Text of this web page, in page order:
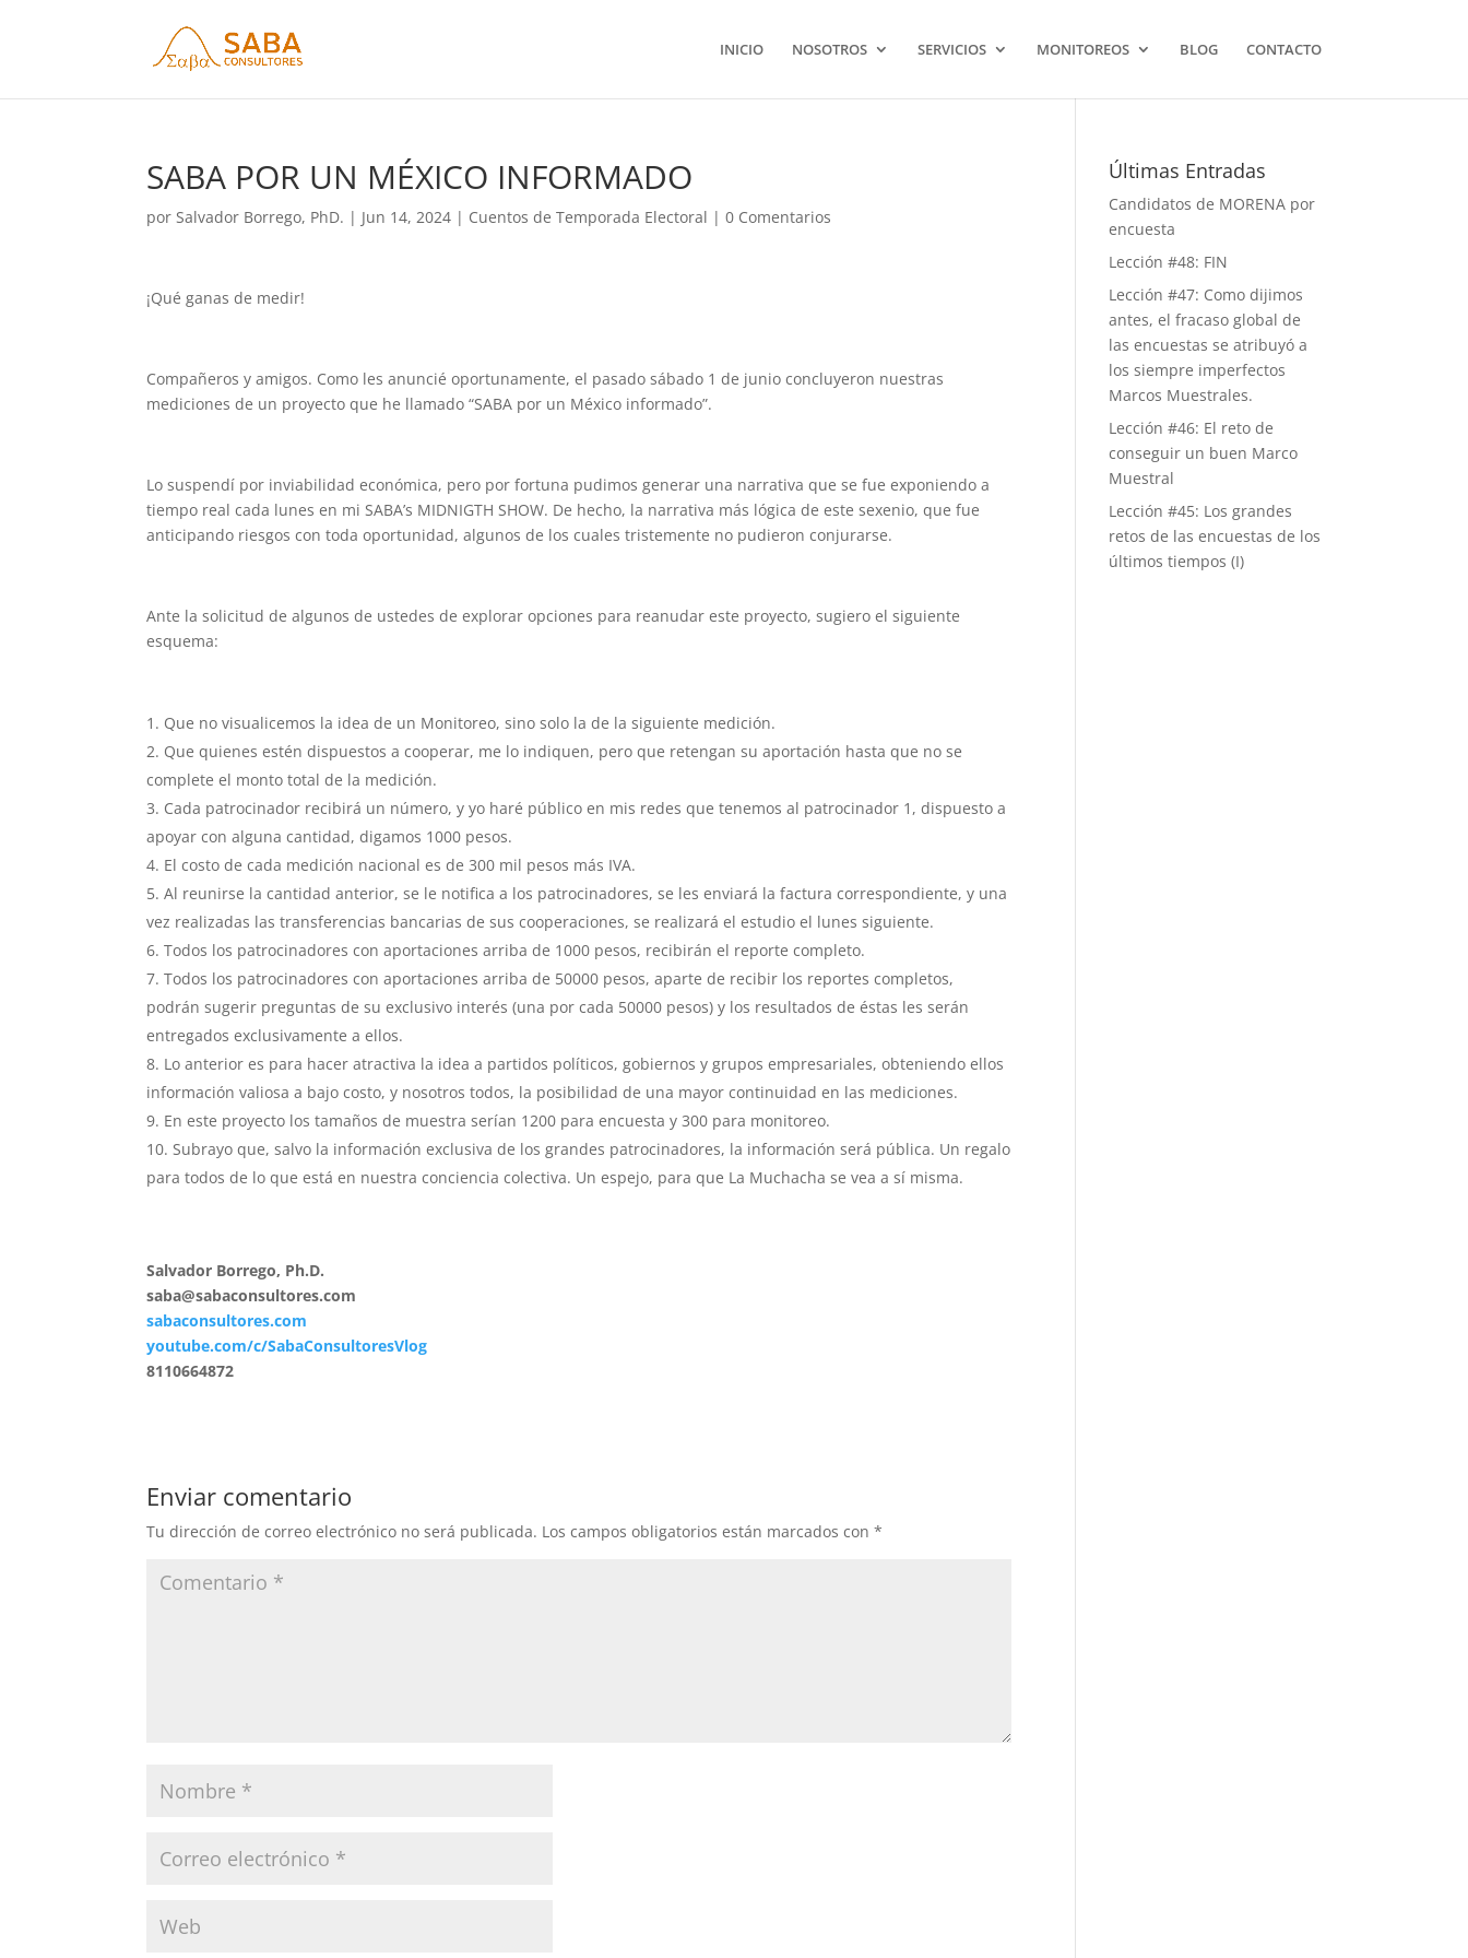
INICIO NOSOTROS SERVICIOS MONITOREOS BLOG CONTACTO
SABA POR UN MÉXICO INFORMADO
porSalvador Borrego, PhD. | Jun 14, 2024 | Cuentos de Temporada Electoral |0 Comentarios
¡Qué ganas de medir!
Compañeros y amigos. Como les anuncié oportunamente, el pasado sábado 1 de junio concluyeron nuestras
mediciones de un proyecto que he llamado “SABA por un México informado”.
Lo suspendí por inviabilidad económica, pero por fortuna pudimos generar una narrativa que se fue exponiendo a
tiempo real cada lunes en mi SABA’s MIDNIGTH SHOW. De hecho, la narrativa más lógica de este sexenio, que fue
anticipando riesgos con toda oportunidad, algunos de los cuales tristemente no pudieron conjurarse.
Ante la solicitud de algunos de ustedes de explorar opciones para reanudar este proyecto, sugiero el siguiente
esquema:
Que no visualicemos la idea de un Monitoreo, sino solo la de la siguiente medición.
Que quienes estén dispuestos a cooperar, me lo indiquen, pero que retengan su aportación hasta que no se
complete el monto total de la medición.
Cada patrocinador recibirá un número, y yo haré público en mis redes que tenemos al patrocinador 1, dispuesto a
apoyar con alguna cantidad, digamos 1000 pesos.
El costo de cada medición nacional es de 300 mil pesos más IVA.
Al reunirse la cantidad anterior, se le notifica a los patrocinadores, se les enviará la factura correspondiente, y una
vez realizadas las transferencias bancarias de sus cooperaciones, se realizará el estudio el lunes siguiente.
Todos los patrocinadores con aportaciones arriba de 1000 pesos, recibirán el reporte completo.
Todos los patrocinadores con aportaciones arriba de 50000 pesos, aparte de recibir los reportes completos,
podrán sugerir preguntas de su exclusivo interés (una por cada 50000 pesos) y los resultados de éstas les serán
entregados exclusivamente a ellos.
Lo anterior es para hacer atractiva la idea a partidos políticos, gobiernos y grupos empresariales, obteniendo ellos
información valiosa a bajo costo, y nosotros todos, la posibilidad de una mayor continuidad en las mediciones.
En este proyecto los tamaños de muestra serían 1200 para encuesta y 300 para monitoreo.
Subrayo que, salvo la información exclusiva de los grandes patrocinadores, la información será pública. Un regalo
para todos de lo que está en nuestra conciencia colectiva. Un espejo, para que La Muchacha se vea a sí misma.
Salvador Borrego, Ph.D.
saba@sabaconsultores.com
sabaconsultores.com
youtube.com/c/SabaConsultoresVlog
8110664872
Enviar comentario
Tu dirección de correo electrónico no será publicada. Los campos obligatorios están marcados con*
Últimas Entradas
Candidatos de MORENA por
encuesta
Lección #48: FIN
Lección #47: Como dijimos
antes, el fracaso global de
las encuestas se atribuyó a
los siempre imperfectos
Marcos Muestrales.
Lección #46: El reto de
conseguir un buen Marco
Muestral
Lección #45: Los grandes
retos de las encuestas de los
últimos tiempos (I)